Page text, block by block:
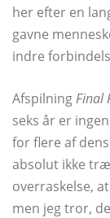
her efter en
gavne
indre
AfspilningFinal
seks år er
for flere af
absolut ikke
overraskelse,
men jeg tror,